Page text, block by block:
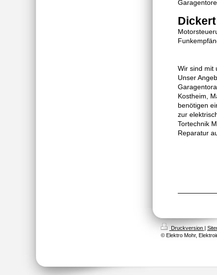
Wir sind mit
Unser
Kostheim,
benötigen
zur
Tortechnik
Reparatur
Druckversion |
© Elektro Mohr,